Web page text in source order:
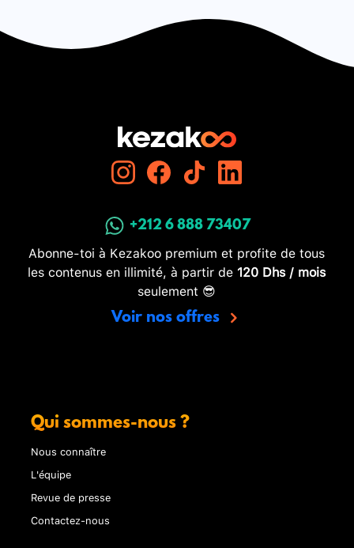
+212 6 888 73407
Abonne-toi à Kezakoo premium et profite de tous
les contenus en illimité, à partir de 120 Dhs / mois
seulement 😎
Voir nos offres
Qui sommes-nous ?
Nous connaître
L'équipe
Revue de presse
Contactez-nous